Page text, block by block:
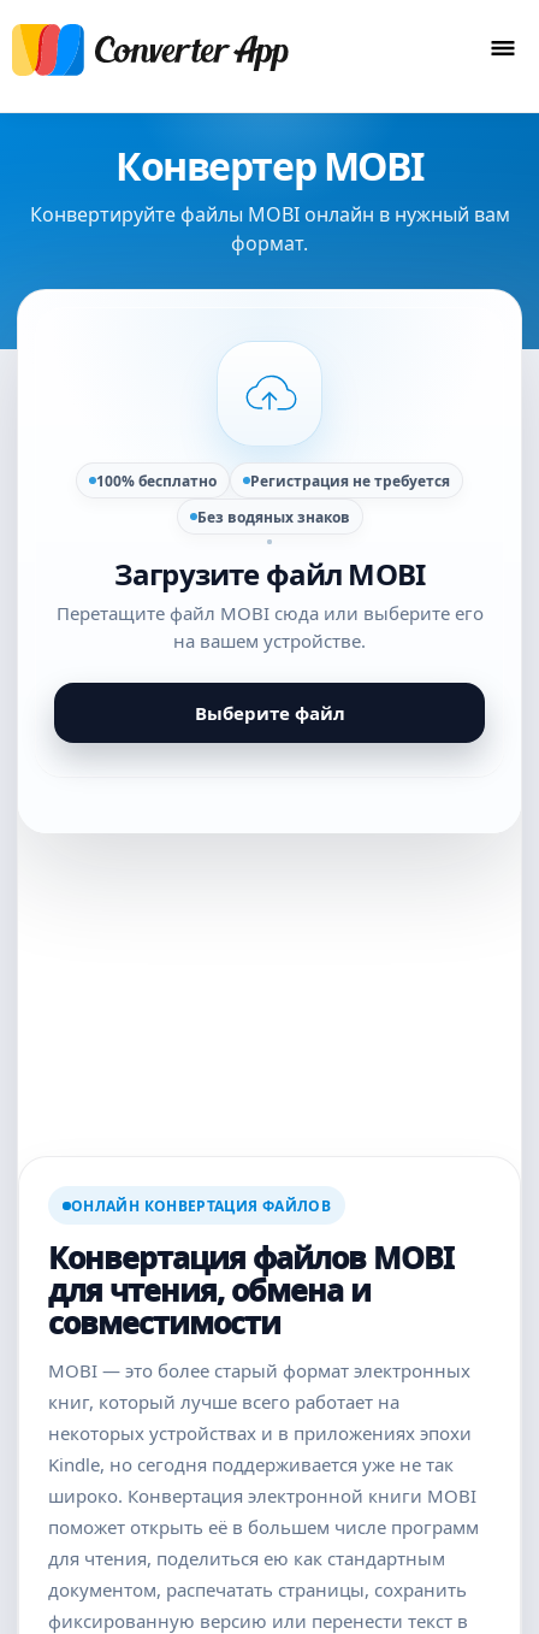
Конвертер MOBI
Конвертируйте файлы MOBI онлайн в нужный вам
формат.
100% бесплатно
Регистрация не требуется
Без водяных знаков
Загрузите файл MOBI
Перетащите файл MOBI сюда или выберите его
на вашем устройстве.
Выберите файл
ОНЛАЙН КОНВЕРТАЦИЯ ФАЙЛОВ
Конвертация файлов MOBI
для чтения, обмена и
совместимости
MOBI — это более старый формат электронных
книг, который лучше всего работает на
некоторых устройствах и в приложениях эпохи
Kindle, но сегодня поддерживается уже не так
широко. Конвертация электронной книги MOBI
поможет открыть её в большем числе программ
для чтения, поделиться ею как стандартным
документом, распечатать страницы, сохранить
фиксированную версию или перенести текст в